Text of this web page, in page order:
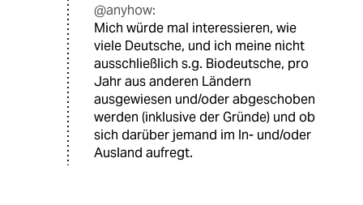
@anyhow:
Mich würde mal interessieren, wie
viele Deutsche, und ich meine nicht
ausschließlich s.g. Biodeutsche, pro
Jahr aus anderen Ländern
ausgewiesen und/oder abgeschoben
werden (inklusive der Gründe) und ob
sich darüber jemand im In- und/oder
Ausland aufregt.